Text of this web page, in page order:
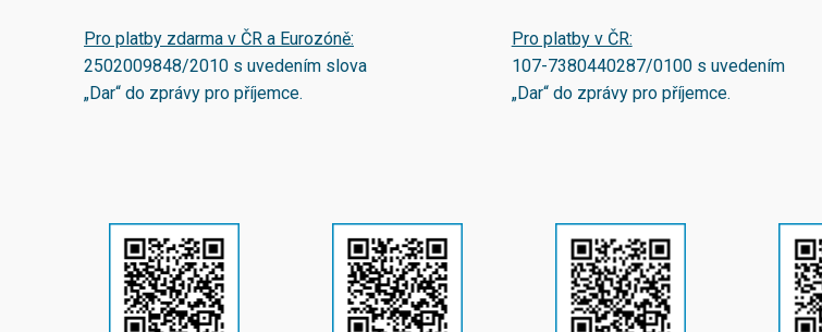
Pro platby zdarma v ČR a Eurozóně:
2502009848/2010 s uvedením slova
„Dar“ do zprávy pro příjemce.
Pro platby v ČR:
107-7380440287/0100s uvedením
„Dar“ do zprávy pro příjemce.